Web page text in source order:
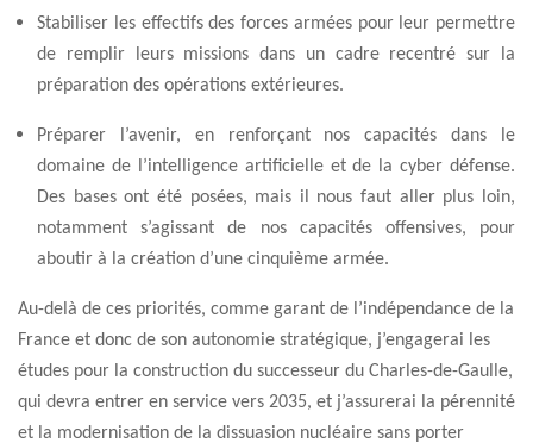
Stabiliser les effectifs des forces armées pour leur permettre
de remplir leurs missions dans un cadre recentré sur la
préparation des opérations extérieures.
Préparer l’avenir, en renforçant nos capacités dans le
domaine de l’intelligence artificielle et de la cyber défense.
Des bases ont été posées, mais il nous faut aller plus loin,
notamment s’agissant de nos capacités offensives, pour
aboutir à la création d’une cinquième armée.
Au-delà de ces priorités, comme garant de l’indépendance de la
France et donc de son autonomie stratégique, j’engagerai les
études pour la construction du successeur du Charles-de-Gaulle,
qui devra entrer en service vers 2035, et j’assurerai la pérennité
et la modernisation de la dissuasion nucléaire sans porter